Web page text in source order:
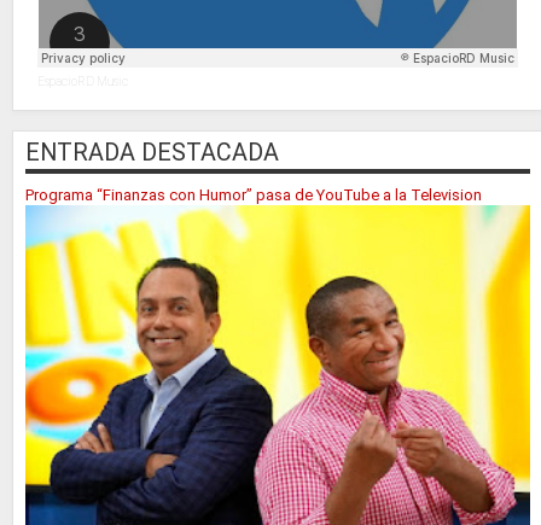
ENTRADA DESTACADA
Programa “Finanzas con Humor” pasa de YouTube a la Television